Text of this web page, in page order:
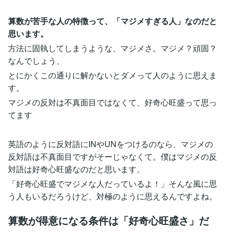
算数が苦手な人の特徴って、「マジメすぎる人」なのだと
思います。
方法に固執してしまうような、マジメさ。マジメ？頑固？
なんでしょう、
とにかくこの通りに解かないとダメって人のように思えま
す。
マジメの反対は不真面目ではなくて、好奇心旺盛って思っ
てます
英語のように反対語にINやUNをつけるのなら、マジメの
反対語は不真面目ですがそーじゃなくて。僕はマジメの反
対語は好奇心旺盛なのだと思います。
「好奇心旺盛でマジメな人だっているよ！」そんな風に思
う人もいるだろうけど、対極のように思えるんですよね。
算数が得意になる条件は「好奇心旺盛さ」だ